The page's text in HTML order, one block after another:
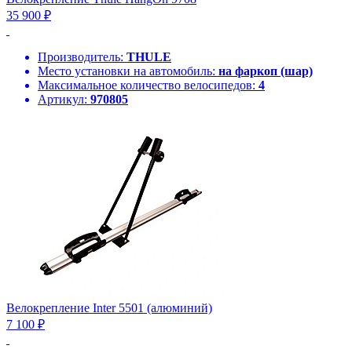
35 900 ₽
Производитель: THULE
Место установки на автомобиль: на фаркоп (шар)
Максимальное количество велосипедов: 4
Артикул: 970805
Велокрепление Inter 5501 (алюминий)
7 100 ₽